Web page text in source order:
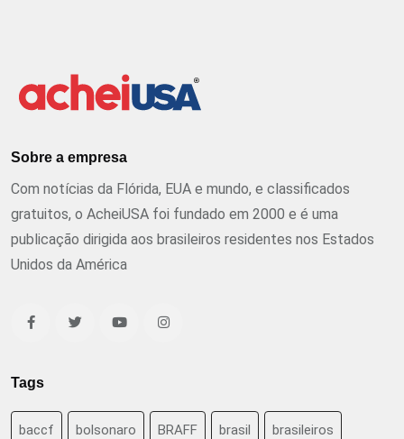
Sobre a empresa
Com notícias da Flórida, EUA e mundo, e classificados
gratuitos, o AcheiUSA foi fundado em 2000 e é uma
publicação dirigida aos brasileiros residentes nos Estados
Unidos da América
Tags
baccf bolsonaro BRAFF brasil brasileiros